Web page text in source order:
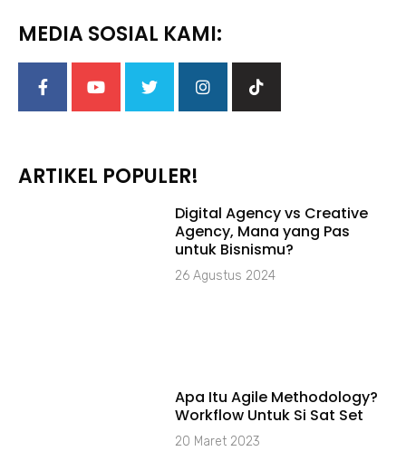
MEDIA SOSIAL KAMI:
ARTIKEL POPULER!
Digital Agency vs Creative
Agency, Mana yang Pas
untuk Bisnismu?
26 Agustus 2024
Apa Itu Agile Methodology?
Workflow Untuk Si Sat Set
20 Maret 2023